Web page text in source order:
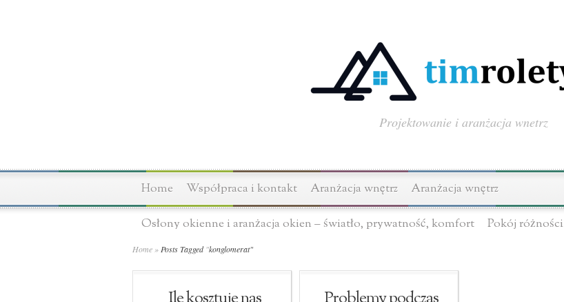
Projektowanie i aranżacja wnetrz
Home Współpraca i kontakt Aranżacja wnętrz Aranżacja wnętrz
Osłony okienne i aranżacja okien – światło, prywatność, komfort Pokój różności
Home » Posts Tagged "konglomerat"